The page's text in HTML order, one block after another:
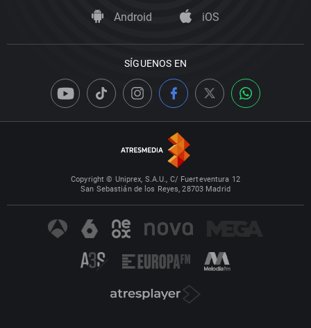
Android iOS
SÍGUENOS EN
Copyright © Uniprex, S.A.U., C/ Fuerteventura 12
San Sebastián de los Reyes, 28703 Madrid